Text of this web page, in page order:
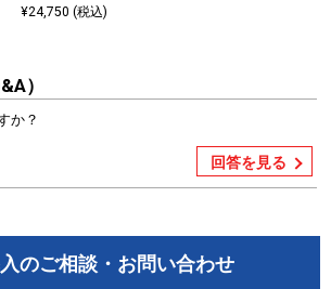
¥24,750 (税込)
）
か？
回答を見る
のご相談・お問い合わせ